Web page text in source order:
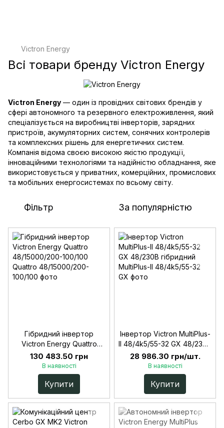
Victron Energy
Всі товари бренду Victron Energy
Victron Energy — один із провідних світових брендів у
сфері автономного та резервного електроживлення, який
спеціалізується на виробництві інверторів, зарядних
пристроїв, акумуляторних систем, сонячних контролерів
та комплексних рішень для енергетичних систем.
Компанія відома своєю високою якістю продукції,
інноваційними технологіями та надійністю обладнання, яке
використовується у приватних, комерційних, промислових
та мобільних енергосистемах по всьому світу.
Фільтр За популярністю
Гібридний інвертор
Victron Energy Quattro
48/15000/200-100/100
130 483.50 грн
В наявності
Купити
Інвертор Victron MultiPlus-
II 48/4k5/55-32 GX 48/230В
гібридний
28 986.30 грн/шт.
В наявності
Купити